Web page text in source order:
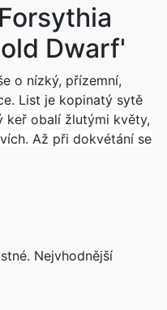
Dwarf'
o nízký, přízemní,
List je kopinatý sytě
keř obalí žlutými květy,
Až při dokvétání se
Nejvhodnější